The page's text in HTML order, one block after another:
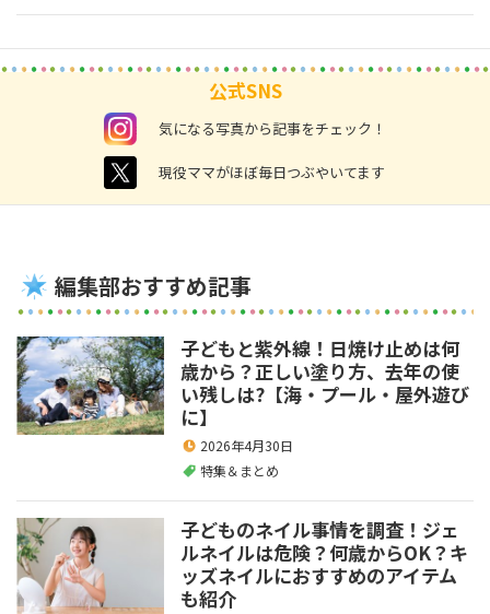
公式SNS
instagram 気になる写真から記事をチェック！
twitter 現役ママがほぼ毎日つぶやいてます
編集部おすすめ記事
子どもと紫外線！日焼け止めは何
歳から？正しい塗り方、去年の使
い残しは?【海・プール・屋外遊び
に】
2026年4月30日
特集＆まとめ
子どものネイル事情を調査！ジェ
ルネイルは危険？何歳からOK？キ
ッズネイルにおすすめのアイテム
も紹介